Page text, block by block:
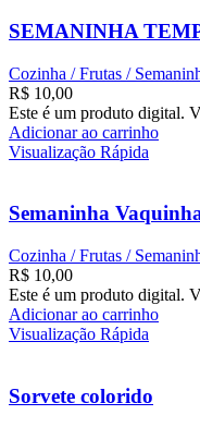
SEMANINHA
Cozinha / Frutas /
R$ 10,00
Este é um produto digital.
Adicionar ao carrinho
Visualização Rápida
Semaninha
Cozinha / Frutas /
R$ 10,00
Este é um produto digital.
Adicionar ao carrinho
Visualização Rápida
Sorvete colorido